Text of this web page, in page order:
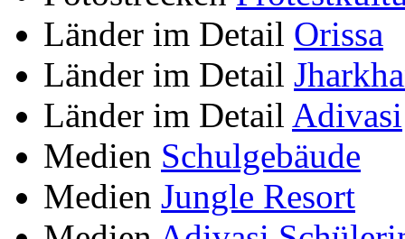
Länder im Detail Orissa
Länder im Detail
Länder im Detail Adivasi
Medien Schulgebäude
Medien Jungle Resort